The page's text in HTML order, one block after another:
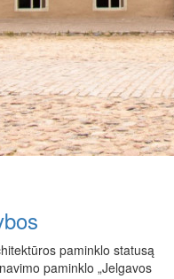
paminklo statusą
paminklo „Jelgavos